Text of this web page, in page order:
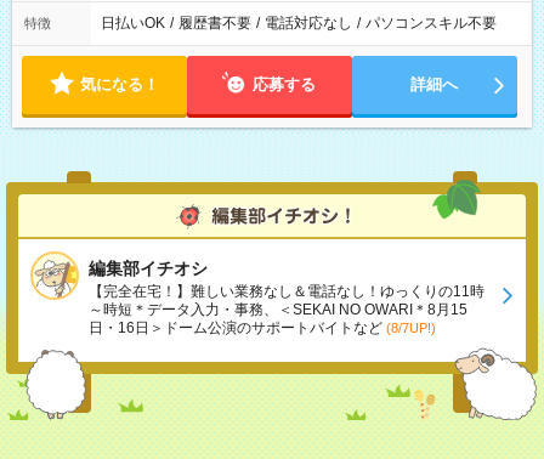
特徴 日払いOK / 履歴書不要 / 電話対応なし / パソコンスキル不要
気になる！ 応募する 詳細へ
編集部イチオシ
【完全在宅！】難しい業務なし＆電話なし！ゆっくりの11時
～時短＊データ入力・事務、＜SEKAI NO OWARI＊8月15
日・16日＞ドーム公演のサポートバイトなど (8/7UP!)